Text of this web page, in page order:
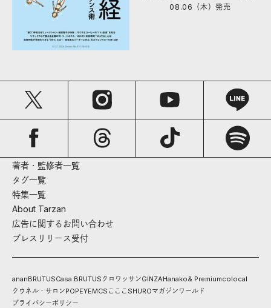
08.06（木）発売
著者・監修者一覧
タグ一覧
特集一覧
About Tarzan
広告に関するお問い合わせ
プレスリリース受付
ananBRUTUSCasa BRUTUS クロワッサンGINZAHanako& Premiumcolocal
クウネル・サロンPOPEYEMCS こここ SHUROマガジンワールド
プライバシーポリシー